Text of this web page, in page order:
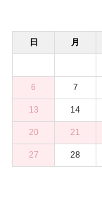
日 月
6 7
13 14
20 21
27 28